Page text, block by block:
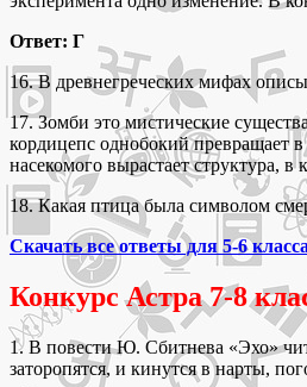
Ответ: Г
16. В древнегреческих мифах
17. Зомби это мистические
кордицепс однобокий превращает в
насекомого вырастает структура,
18. Какая птица была символом
Скачать все ответы для 5-6 класса
Конкурс Астра 7-8
1. В повести Ю. Сбитнева «Эхо»
заторопятся, и кинутся в нарты,